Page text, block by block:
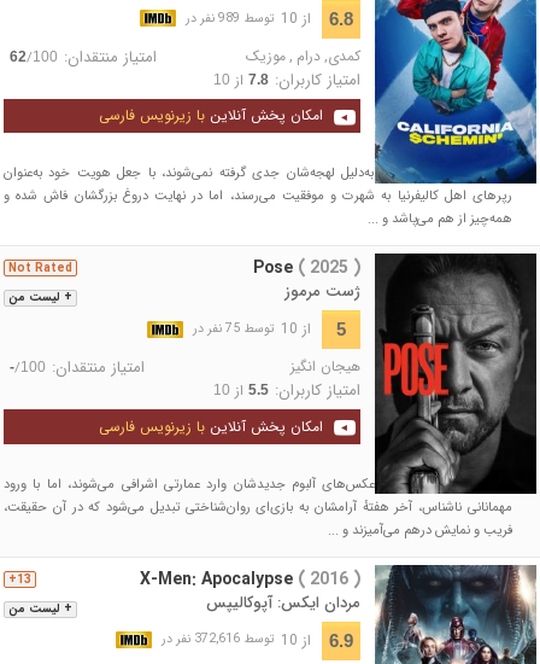
6.8 از 10 توسط 989 نفر در
کمدی,درام ,موزیک امتیاز منتقدان: 62/100
امتیاز کاربران: 7.8از 10
امکان پخش آنلاین با زیرنویس فارسی
دو موسیقیدان جوان که به‌دلیل لهجه‌شان جدی گرفته نمی‌شوند، با جعل هویت خود به‌عنوان
رپرهای اهل کالیفرنیا به شهرت و موفقیت می‌رسند، اما در نهایت دروغ بزرگشان فاش شده و
همه‌چیز از هم می‌پاشد و ...
+ لیست من
Not Rated Pose ( 2025 )
ژست مرموز
5 از 10 توسط 75 نفر در
هیجان انگیز امتیاز منتقدان: -/100
امتیاز کاربران: 5.5از 10
امکان پخش آنلاین با زیرنویس فارسی
زوجی هنرمند برای تهیهٔ عکس‌های آلبوم جدیدشان وارد عمارتی اشرافی می‌شوند، اما با ورود
مهمانانی ناشناس، آخر هفتهٔ آرامشان به بازی‌ای روان‌شناختی تبدیل می‌شود که در آن حقیقت،
فریب و نمایش درهم می‌آمیزند و ...
+ لیست من
13+ X-Men: Apocalypse ( 2016 )
مردان ایکس: آپوکالیپس
6.9 از 10 توسط 372,616 نفر در